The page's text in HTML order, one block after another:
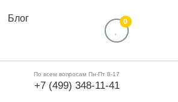
Блог 0
По всем вопросам Пн-Пт 8-17
+7 (499) 348-11-41